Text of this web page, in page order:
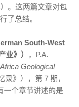
。这两篇文章对包
了总结。
South-West
业》）
，P.A.
Geological
录》），第 7 期，
一个章节讲述的是